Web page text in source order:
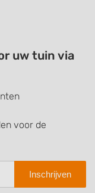
uw tuin via
voor de
Inschrijven